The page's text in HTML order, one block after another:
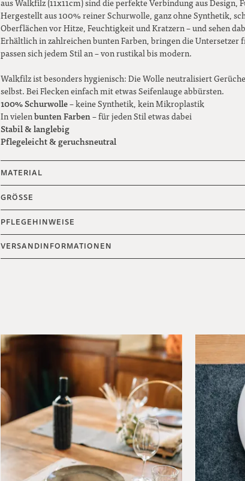
orange
magnolie
provence
enzian
aus Walkfilz (11x11cm) sind die perfekte Verbindung aus
Hergestellt aus 100% reiner Schurwolle, ganz ohne Synthetik,
Oberflächen vor Hitze, Feuchtigkeit und Kratzern – und sehen
Erhältlich in zahlreichen bunten Farben, bringen die Untersetzer
passen sich jedem Stil an – von rustikal bis modern.
Walkfilz ist besonders hygienisch: Die Wolle neutralisiert
selbst. Bei Flecken einfach mit etwas Seifenlauge abbürsten.
100% Schurwolle– keine Synthetik, kein Mikroplastik
In vielenbunten Farben – für jeden Stil etwas dabei
Stabil & langlebig
Pflegeleicht & geruchsneutral
MATERIAL
GRÖSSE
PFLEGEHINWEISE
VERSANDINFORMATIONEN